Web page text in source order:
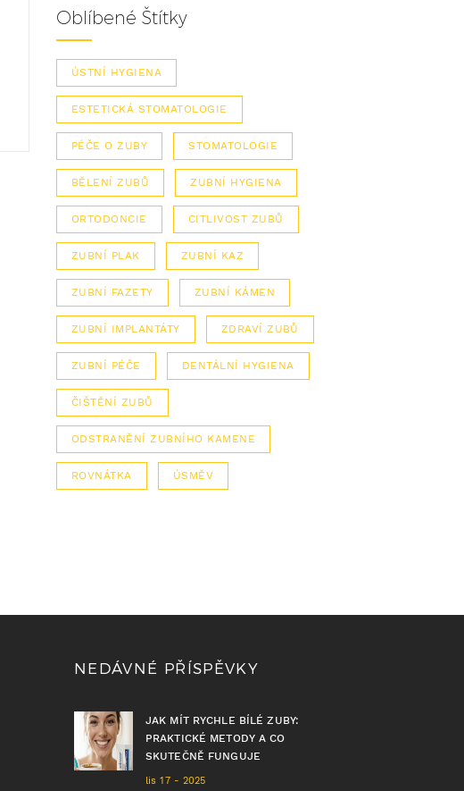
Oblíbené Štítky
ÚSTNÍ HYGIENA
ESTETICKÁ STOMATOLOGIE
PÉČE O ZUBY STOMATOLOGIE
BĚLENÍ ZUBŮ ZUBNÍ HYGIENA
ORTODONCIE CITLIVOST ZUBŮ
ZUBNÍ PLAK ZUBNÍ KAZ
ZUBNÍ FAZETY ZUBNÍ KÁMEN
ZUBNÍ IMPLANTÁTY ZDRAVÍ ZUBŮ
ZUBNÍ PÉČE DENTÁLNÍ HYGIENA
ČIŠTĚNÍ ZUBŮ
ODSTRANĚNÍ ZUBNÍHO KAMENE
ROVNÁTKA ÚSMĚV
NEDÁVNÉ PŘÍSPĚVKY
JAK MÍT RYCHLE BÍLÉ ZUBY:
PRAKTICKÉ METODY A CO
SKUTEČNĚ FUNGUJE
lis 17 - 2025